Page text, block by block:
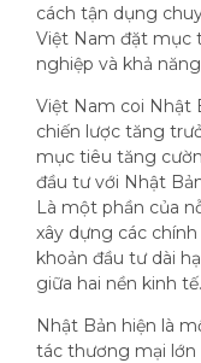
cách tận dụng
Việt Nam đặt mục
nghiệp và khả
Việt Nam coi Nhật
chiến lược tăng
mục tiêu tăng
đầu tư với Nhật
Là một phần của
xây dựng các
khoản đầu tư dài
giữa hai nền kinh tế.
Nhật Bản hiện là
tác thương mại lớn